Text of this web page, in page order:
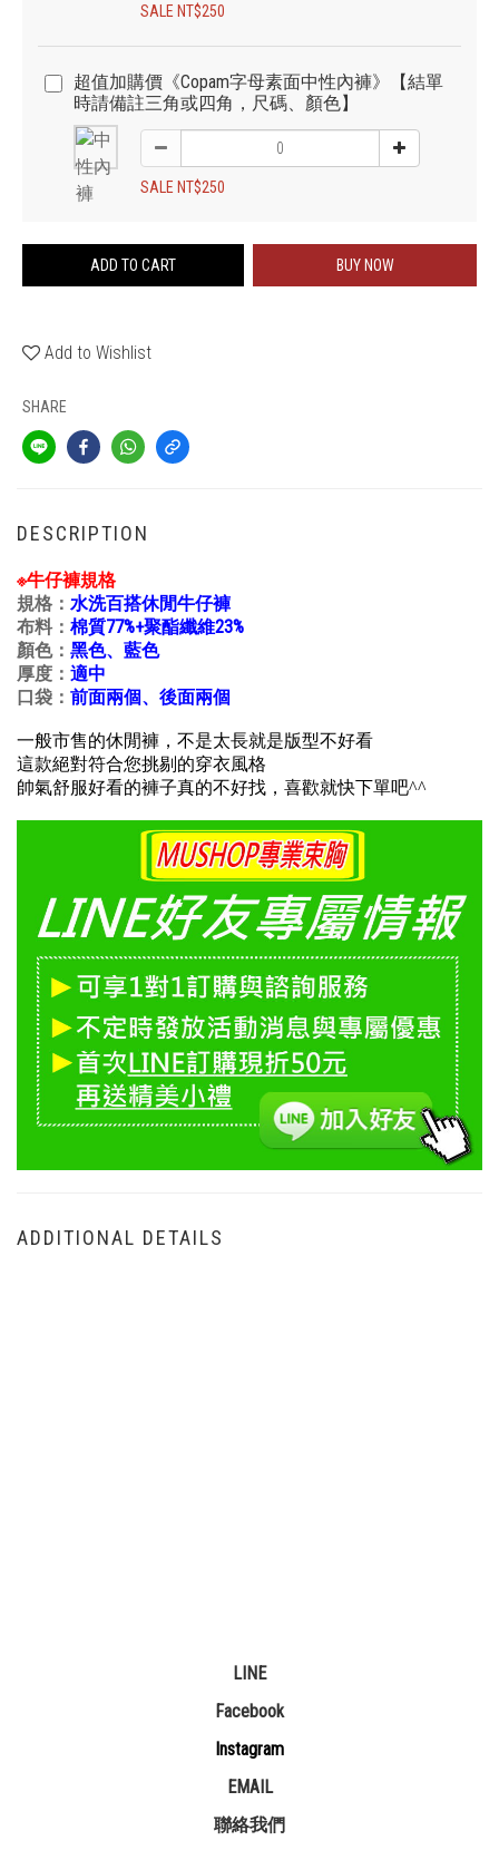
SALE NT$250
超值加購價《Copam字母素面中性內褲》【結單
時請備註三角或四角，尺碼、顏色】
SALE NT$250
ADD TO CART BUY NOW
Add to Wishlist
SHARE
DESCRIPTION
※牛仔褲規格
規格： 水洗百搭休閒牛仔褲
布料： 棉質77%+聚酯纖維23%
顏色： 黑色、藍色
厚度： 適中
口袋： 前面兩個、後面兩個
一般市售的休閒褲，不是太長就是版型不好看
這款絕對符合您挑剔的穿衣風格
帥氣舒服好看的褲子真的不好找，喜歡就快下單吧^^
ADDITIONAL DETAILS
LINE
Facebook
Instagram
EMAIL
聯絡我們